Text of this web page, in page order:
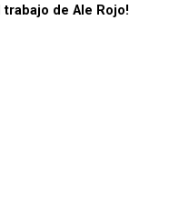
trabajo de Ale Rojo!